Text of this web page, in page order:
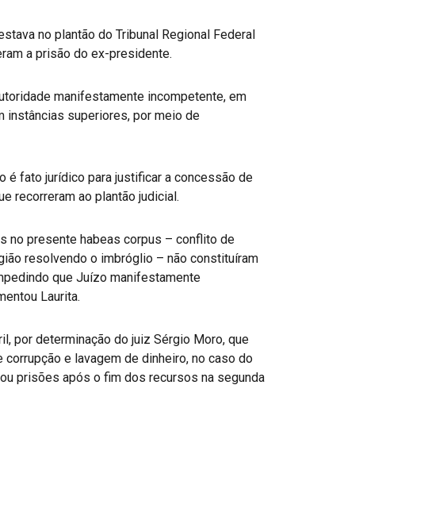
no plantão do Tribunal Regional Federal
a prisão do ex-presidente.
manifestamente incompetente, em
instâncias superiores, por meio de
é fato jurídico para justificar a concessão de
recorreram ao plantão judicial.
no presente habeas corpus – conflito de
resolvendo o imbróglio – não constituíram
que Juízo manifestamente
Laurita.
por determinação do juiz Sérgio Moro, que
e lavagem de dinheiro, no caso do
prisões após o fim dos recursos na segunda